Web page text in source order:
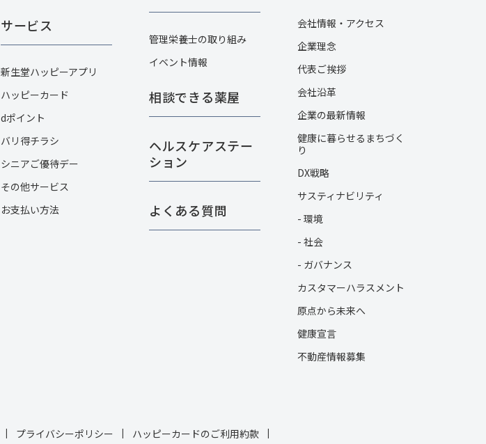
サービス
新生堂ハッピーアプリ
ハッピーカード​
dポイント
バリ得チラシ
シニアご優待デー
その他サービス​
お支払い方法
管理栄養士の取り組み
イベント情報
相談できる薬屋
ヘルスケアステー
ション
よくある質問
会社情報・アクセス
企業理念
代表ご挨拶
会社沿革
企業の最新情報
健康に暮らせるまちづく
り
DX戦略
サスティナビリティ
- 環境
- 社会
- ガバナンス
カスタマーハラスメント
原点から未来へ
健康宣言
不動産情報募集
プライバシーポリシー ハッピーカードのご利用約款